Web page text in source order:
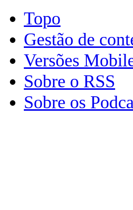
Topo
Gestão de
Versões
Sobre o RSS
Sobre os